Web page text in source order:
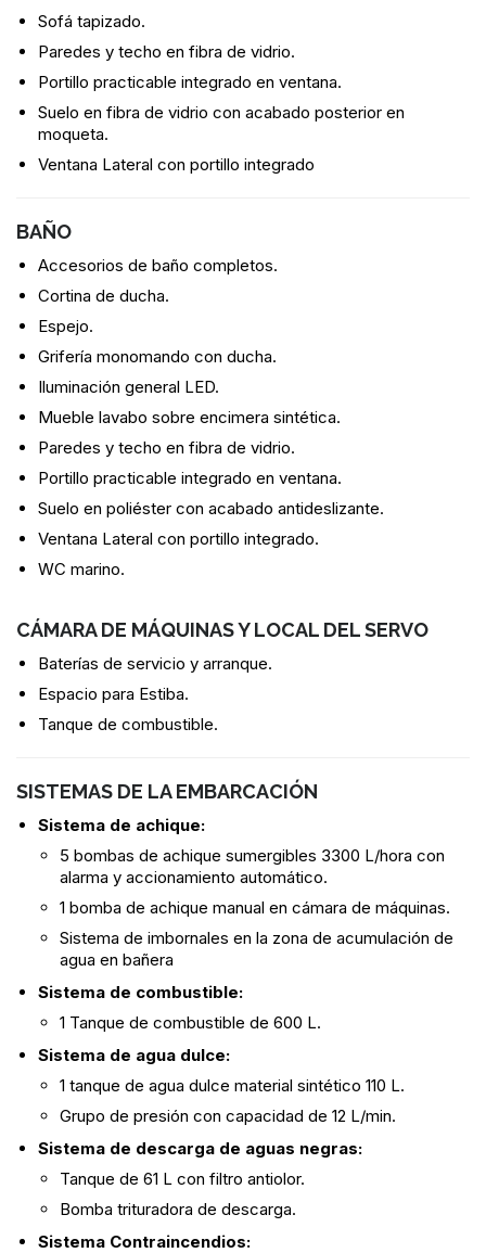
Sofá tapizado.
Paredes y techo en fibra de vidrio.
Portillo practicable integrado en ventana.
Suelo en fibra de vidrio con acabado posterior en
moqueta.
Ventana Lateral con portillo integrado
BAÑO
Accesorios de baño completos.
Cortina de ducha.
Espejo.
Grifería monomando con ducha.
Iluminación general LED.
Mueble lavabo sobre encimera sintética.
Paredes y techo en fibra de vidrio.
Portillo practicable integrado en ventana.
Suelo en poliéster con acabado antideslizante.
Ventana Lateral con portillo integrado.
WC marino.
CÁMARA DE MÁQUINAS Y LOCAL DEL SERVO
Baterías de servicio y arranque.
Espacio para Estiba.
Tanque de combustible.
SISTEMAS DE LA EMBARCACIÓN
Sistema de achique:
5 bombas de achique sumergibles 3300 L/hora con
alarma y accionamiento automático.
1 bomba de achique manual en cámara de máquinas.
Sistema de imbornales en la zona de acumulación de
agua en bañera
Sistema de combustible:
1 Tanque de combustible de 600 L.
Sistema de agua dulce:
1 tanque de agua dulce material sintético 110 L.
Grupo de presión con capacidad de 12 L/min.
Sistema de descarga de aguas negras:
Tanque de 61 L con filtro antiolor.
Bomba trituradora de descarga.
Sistema Contraincendios: